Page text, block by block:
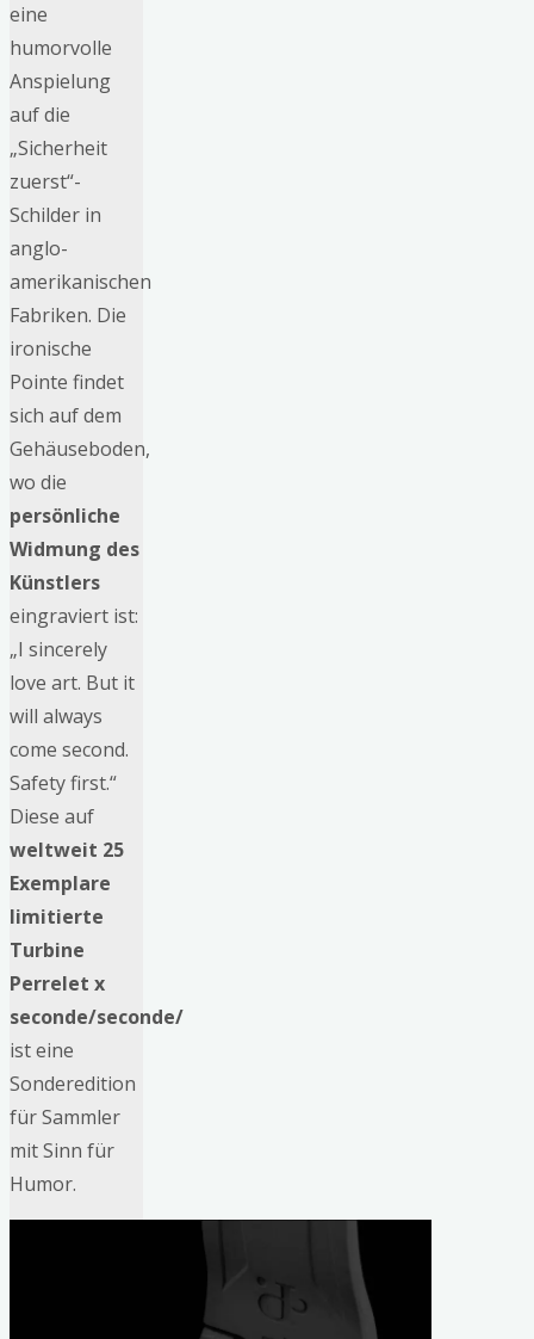
eine
humorvolle
Anspielung
auf die
„Sicherheit
zuerst“-
Schilder in
anglo-
amerikanischen
Fabriken. Die
ironische
Pointe findet
sich auf dem
Gehäuseboden,
wo die
persönliche
Widmung des
Künstlers
eingraviert ist:
„I sincerely
love art. But it
will always
come second.
Safety first.“
Diese auf
weltweit 25
Exemplare
limitierte
Turbine
Perrelet x
seconde/seconde/
ist eine
Sonderedition
für Sammler
mit Sinn für
Humor.